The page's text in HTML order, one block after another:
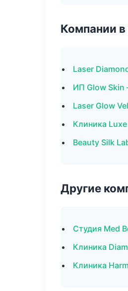
Компании
Laser
ИП Glow
Laser Glow
Клиника
Beauty Silk
Другие
Студия Med
Клиника
Клиника